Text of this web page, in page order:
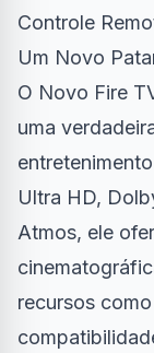
Controle
Um Novo
O Novo Fire
uma
Ultra HD,
Atmos, ele
recursos